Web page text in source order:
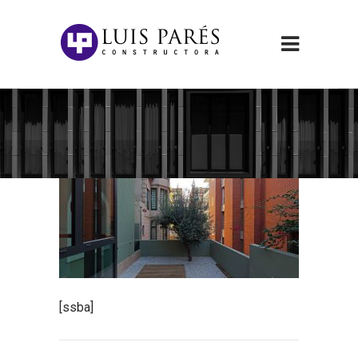
[ssba]